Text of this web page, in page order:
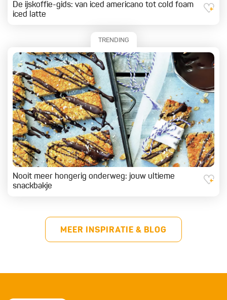
De ijskoffie-gids: van iced americano tot cold foam
iced latte
TRENDING
Nooit meer hongerig onderweg: jouw ultieme
snackbakje
MEER INSPIRATIE & BLOG